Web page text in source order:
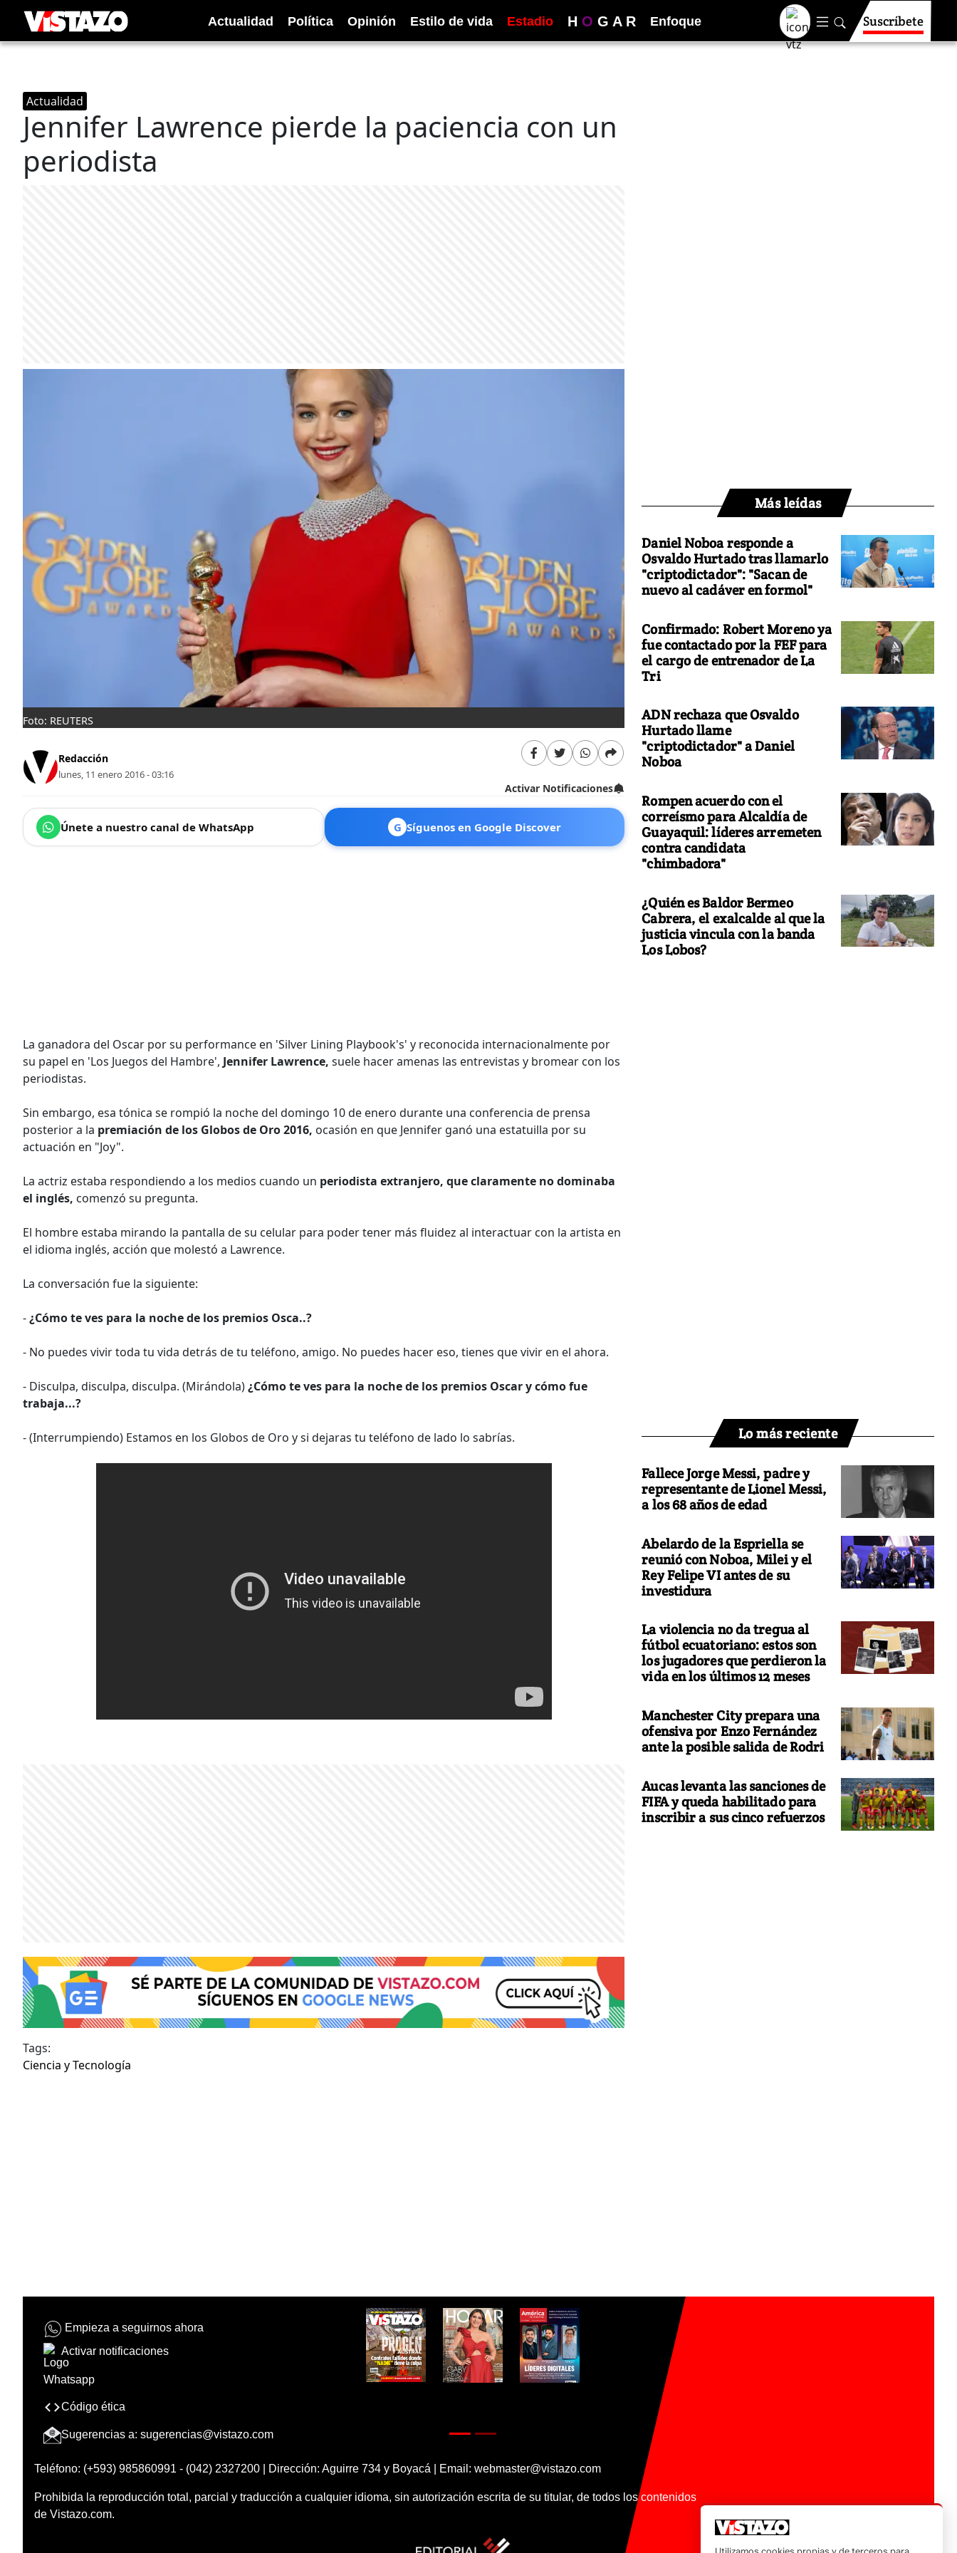
Actualidad Política Opinión Estilo de vida Estadio H O G A R Enfoque Suscríbete
Actualidad
Jennifer Lawrence pierde la paciencia con un
periodista
Foto: REUTERS
Redacción
lunes, 11 enero 2016 - 03:16
Activar Notificaciones
Únete a nuestro canal de WhatsApp G Síguenos en Google Discover
La ganadora del Oscar por su performance en 'Silver Lining Playbook's' y reconocida internacionalmente por
su papel en 'Los Juegos del Hambre', Jennifer Lawrence, suele hacer amenas las entrevistas y bromear con los
periodistas.
Sin embargo, esa tónica se rompió la noche del domingo 10 de enero durante una conferencia de prensa
posterior a la premiación de los Globos de Oro 2016, ocasión en que Jennifer ganó una estatuilla por su
actuación en "Joy".
La actriz estaba respondiendo a los medios cuando un periodista extranjero, que claramente no dominaba
el inglés, comenzó su pregunta.
El hombre estaba mirando la pantalla de su celular para poder tener más fluidez al interactuar con la artista en
el idioma inglés, acción que molestó a Lawrence.
La conversación fue la siguiente:
-¿Cómo te ves para la noche de los premios Osca..?
- No puedes vivir toda tu vida detrás de tu teléfono, amigo. No puedes hacer eso, tienes que vivir en el ahora.
- Disculpa, disculpa, disculpa. (Mirándola)¿Cómo te ves para la noche de los premios Oscar y cómo fue
trabaja...?
- (Interrumpiendo) Estamos en los Globos de Oro y si dejaras tu teléfono de lado lo sabrías.
Tags:
Ciencia y Tecnología
Más leídas
Daniel Noboa responde a
Osvaldo Hurtado tras llamarlo
"criptodictador": "Sacan de
nuevo al cadáver en formol"
Confirmado: Robert Moreno ya
fue contactado por la FEF para
el cargo de entrenador de La
Tri
ADN rechaza que Osvaldo
Hurtado llame
"criptodictador" a Daniel
Noboa
Rompen acuerdo con el
correísmo para Alcaldía de
Guayaquil: líderes arremeten
contra candidata
"chimbadora"
¿Quién es Baldor Bermeo
Cabrera, el exalcalde al que la
justicia vincula con la banda
Los Lobos?
Lo más reciente
Fallece Jorge Messi, padre y
representante de Lionel Messi,
a los 68 años de edad
Abelardo de la Espriella se
reunió con Noboa, Milei y el
Rey Felipe VI antes de su
investidura
La violencia no da tregua al
fútbol ecuatoriano: estos son
los jugadores que perdieron la
vida en los últimos 12 meses
Manchester City prepara una
ofensiva por Enzo Fernández
ante la posible salida de Rodri
Aucas levanta las sanciones de
FIFA y queda habilitado para
inscribir a sus cinco refuerzos
Empieza a seguirnos ahora
Activar notificaciones
Código ética
Sugerencias a: sugerencias@vistazo.com
Teléfono: (+593) 985860991 - (042) 2327200 | Dirección: Aguirre 734 y Boyacá | Email: webmaster@vistazo.com
Prohibida la reproducción total, parcial y traducción a cualquier idioma, sin autorización escrita de su titular, de todos los contenidos
de Vistazo.com.